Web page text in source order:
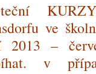
ve
2013 –
v